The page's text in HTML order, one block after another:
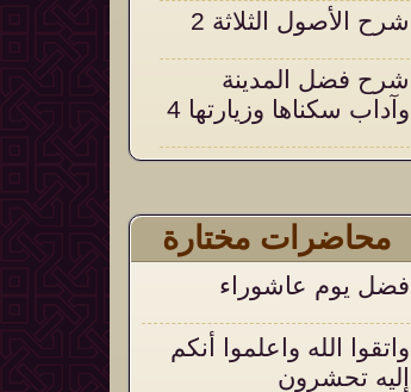
شرح الأصول الثلاثة 2
شرح فضل المدينة
وآداب سكناها وزيارتها 4
شرح التحقيق والإيضاح
التعليق على التنبيهات
السنية على العقيدة
محاضرات مختارة
فضل يوم عاشوراء
واتقوا الله واعلموا أنكم
إليه تحشرون